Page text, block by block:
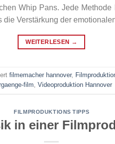
Whip Pans. Jede
die Verstärkung der
WEITERLESEN →
filmemacher hannover,
film, Videoproduktion Hannover
FILMPRODUKTIONS TIPPS
in einer